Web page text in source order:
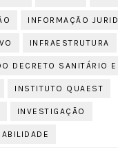
INFORMAÇÃO
INFRAESTRUTURA
DECRETO SANITÁRIO
INSTITUTO QUAEST
INVESTIGAÇÃO